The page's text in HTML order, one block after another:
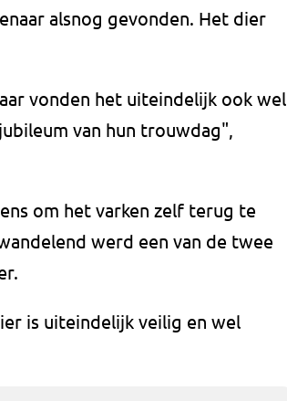
alsnog gevonden. Het dier
vonden het uiteindelijk ook wel
van hun trouwdag",
om het varken zelf terug te
werd een van de twee
is uiteindelijk veilig en wel